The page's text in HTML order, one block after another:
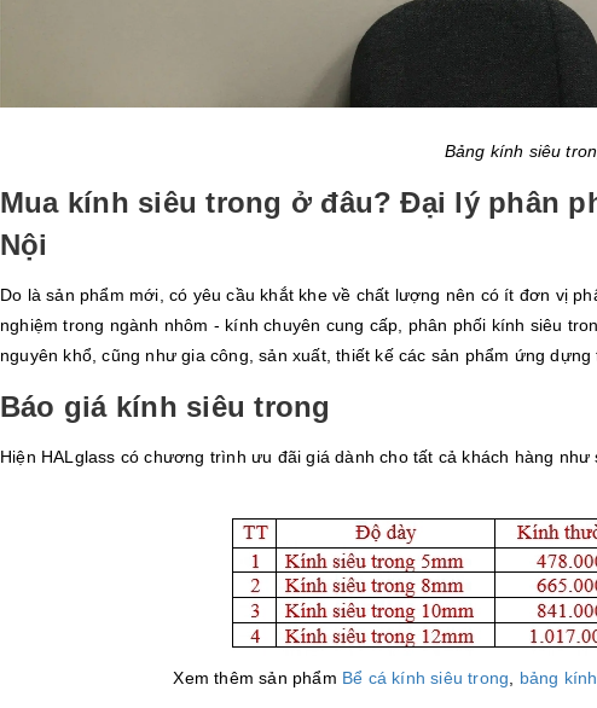
Bảng kính siêu
Mua kính siêu trong ở đâu? Đại lý phân
Nội
Do là sản phẩm mới, có yêu cầu khắt khe về chất lượng nên có ít đơn vị
nghiệm trong ngành nhôm - kính chuyên cung cấp, phân phối kính siêu
nguyên khổ, cũng như gia công, sản xuất, thiết kế các sản phẩm ứng dựng
Báo giá kính siêu trong
Hiện HALglass có chương trình ưu đãi giá dành cho tất cả khách hàng như
Xem thêm sản phẩm Bể cá kính siêu trong bảng